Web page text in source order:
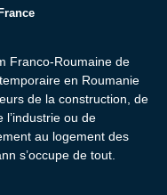
Franco-Roumaine de
en Roumanie
de la construction, de
l’industrie ou de
au logement des
s’occupe de tout.